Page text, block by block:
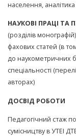
населення,
НАУКОВІ ПРАЦІ ТА
(розділів
фахових статей (в
до наукометричних
спеціальності
авторах)
ДОСВІД РОБОТИ
Педагогічний стаж
сумісництву в УТЕІ